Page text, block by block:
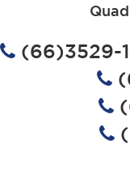
(66)3529-